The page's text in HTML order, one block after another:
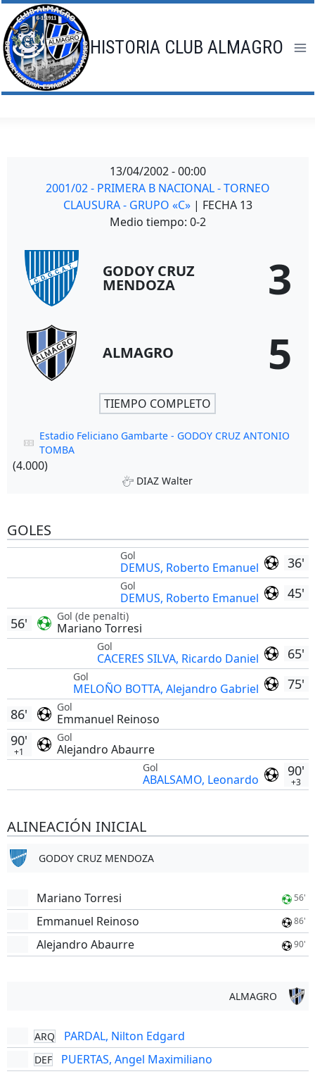
Saltar
al
contenido
HISTORIA CLUB ALMAGRO
13/04/2002 - 00:00
2001/02 - PRIMERA B NACIONAL - TORNEO
CLAUSURA - GRUPO «C» | FECHA 13
Medio tiempo: 0-2
GODOY CRUZ
MENDOZA 3
ALMAGRO 5
TIEMPO COMPLETO
Estadio Feliciano Gambarte - GODOY CRUZ ANTONIO
TOMBA
(4.000)
DIAZ Walter
GOLES
36'
Gol
DEMUS, Roberto Emanuel
45'
Gol
DEMUS, Roberto Emanuel
Gol (de penalti)
Mariano Torresi
56'
65'
Gol
CACERES SILVA, Ricardo Daniel
75'
Gol
MELOÑO BOTTA, Alejandro Gabriel
Gol
Emmanuel Reinoso
86'
Gol
Alejandro Abaurre
90'
+1
90'
+3
Gol
ABALSAMO, Leonardo
ALINEACIÓN INICIAL
GODOY CRUZ MENDOZA
Mariano Torresi 56'
Emmanuel Reinoso 86'
Alejandro Abaurre 90'
ALMAGRO
ARQ PARDAL, Nilton Edgard
DEF PUERTAS, Angel Maximiliano